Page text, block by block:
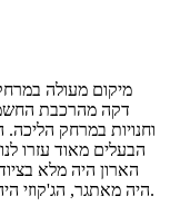
דקה מהרכבת
וחנויות במרחק הליכה.
הבעלים מאוד עזרו
היה מאתגר, הג'קוזי היה קצת מסובך להפעלה והטוסטר במטבח לא עבד.